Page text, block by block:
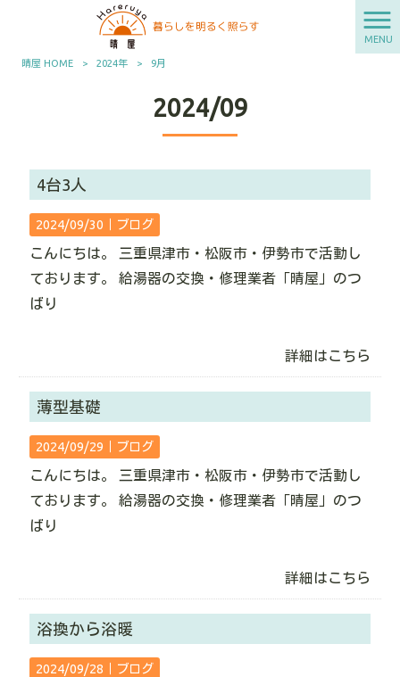
MENU
晴屋 HOME > 2024年 > 9月
2024/09
4台3人
2024/09/30｜ ブログ
こんにちは。 三重県津市・松阪市・伊勢市で活動し
ております。 給湯器の交換・修理業者「晴屋」のつ
ばり
詳細はこちら
薄型基礎
2024/09/29｜ ブログ
こんにちは。 三重県津市・松阪市・伊勢市で活動し
ております。 給湯器の交換・修理業者「晴屋」のつ
ばり
詳細はこちら
浴換から浴暖
2024/09/28｜ ブログ